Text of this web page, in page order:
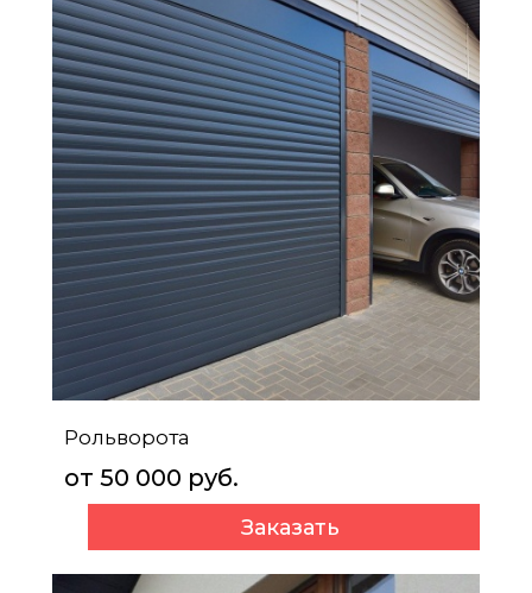
Рольворота
от 50 000 руб.
Заказать